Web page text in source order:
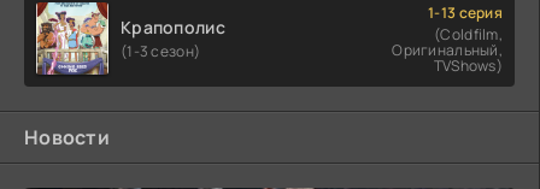
Крапополис
(1-3 сезон)
1-13 серия
(Coldfilm,
Оригинальный,
TVShows)
Новости